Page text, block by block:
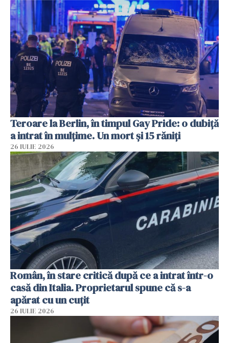
Teroare la Berlin, în timpul Gay Pride: o dubiță
a intrat în mulțime. Un mort și 15 răniți
26 IULIE 2026
Român, în stare critică după ce a intrat într-o
casă din Italia. Proprietarul spune că s-a
apărat cu un cuțit
26 IULIE 2026